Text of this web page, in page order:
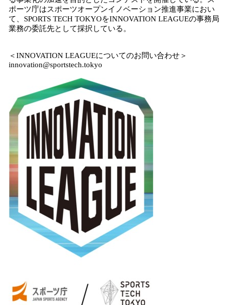
ポーツ庁はスポーツオープンイノベーション推進事業におい
て、SPORTS TECH TOKYOをINNOVATION LEAGUEの事務局
業務の委託先として採択している。
＜INNOVATION LEAGUEについてのお問い合わせ＞
innovation@sportstech.tokyo